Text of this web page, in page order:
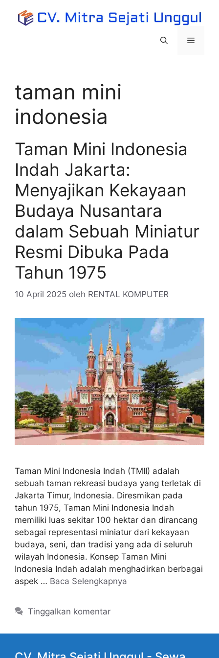
Menu
taman mini
indonesia
Taman Mini Indonesia
Indah Jakarta:
Menyajikan Kekayaan
Budaya Nusantara
dalam Sebuah Miniatur
Resmi Dibuka Pada
Tahun 1975
10 April 2025 oleh RENTAL KOMPUTER
Taman Mini Indonesia Indah (TMII) adalah
sebuah taman rekreasi budaya yang terletak di
Jakarta Timur, Indonesia. Diresmikan pada
tahun 1975, Taman Mini Indonesia Indah
memiliki luas sekitar 100 hektar dan dirancang
sebagai representasi miniatur dari kekayaan
budaya, seni, dan tradisi yang ada di seluruh
wilayah Indonesia. Konsep Taman Mini
Indonesia Indah adalah menghadirkan berbagai
aspek … Baca Selengkapnya
Tinggalkan komentar